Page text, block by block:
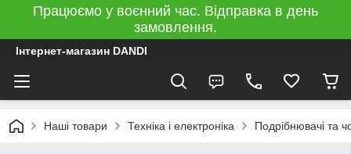
Працюємо у воєнний час. Відправка в день
замовлення.
Інтернет-магазин DANDI
Наші товари Техніка і електроніка Подрібнювачі та